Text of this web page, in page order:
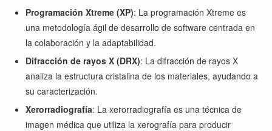
Programación Xtreme (XP): La programación Xtreme es
una metodología ágil de desarrollo de software centrada en
la colaboración y la adaptabilidad.
Difracción de rayos X (DRX): La difracción de rayos X
analiza la estructura cristalina de los materiales, ayudando a
su caracterización.
Xerorradiografía: La xerorradiografía es una técnica de
imagen médica que utiliza la xerografía para producir